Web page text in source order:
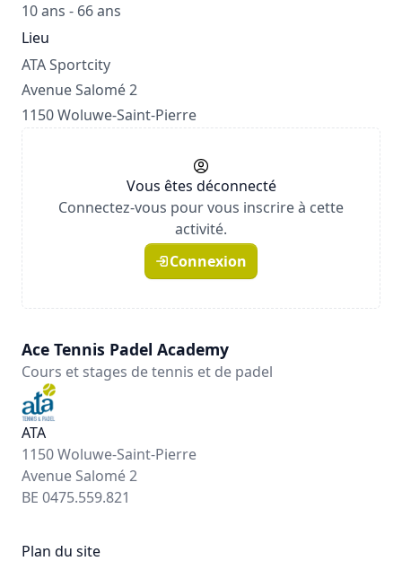
10 ans - 66 ans
Lieu
ATA Sportcity
Avenue Salomé 2
1150 Woluwe-Saint-Pierre
Vous êtes déconnecté
Connectez-vous pour vous inscrire à cette
activité.
Connexion
Ace Tennis Padel Academy
Cours et stages de tennis et de padel
ATA
1150 Woluwe-Saint-Pierre
Avenue Salomé 2
BE 0475.559.821
Plan du site